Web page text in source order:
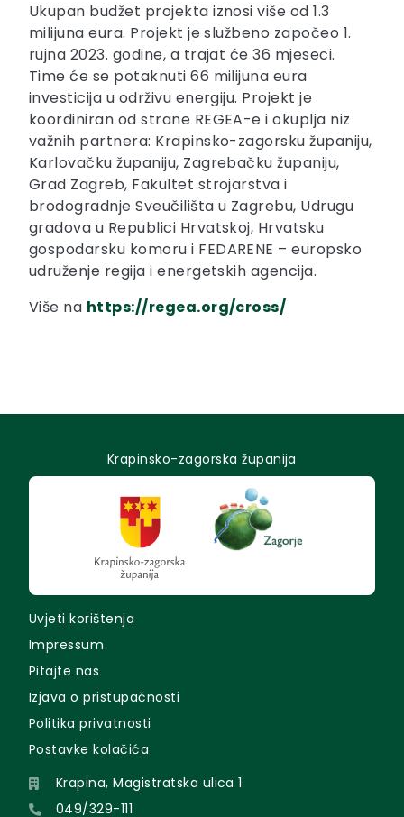
Ukupan budžet projekta iznosi više od 1.3
milijuna eura. Projekt je službeno započeo 1.
rujna 2023. godine, a trajat će 36 mjeseci.
Time će se potaknuti 66 milijuna eura
investicija u održivu energiju. Projekt je
koordiniran od strane REGEA-e i okuplja niz
važnih partnera: Krapinsko-zagorsku županiju,
Karlovačku županiju, Zagrebačku županiju,
Grad Zagreb, Fakultet strojarstva i
brodogradnje Sveučilišta u Zagrebu, Udrugu
gradova u Republici Hrvatskoj, Hrvatsku
gospodarsku komoru i FEDARENE – europsko
udruženje regija i energetskih agencija.
Više na https://regea.org/cross/
Krapinsko-zagorska županija
Uvjeti korištenja
Impressum
Pitajte nas
Izjava o pristupačnosti
Politika privatnosti
Postavke kolačića
Krapina, Magistratska ulica 1
049/329-111